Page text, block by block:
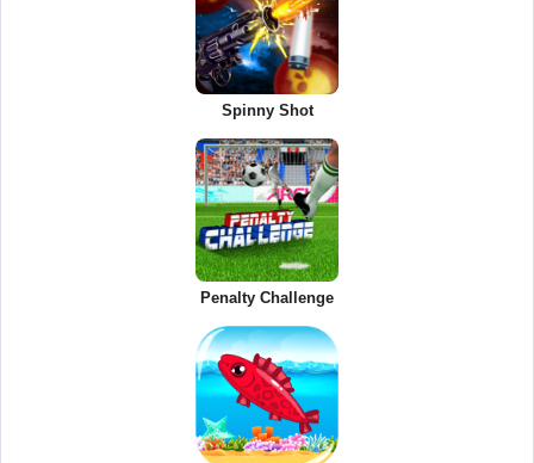
Spinny Shot
Penalty Challenge